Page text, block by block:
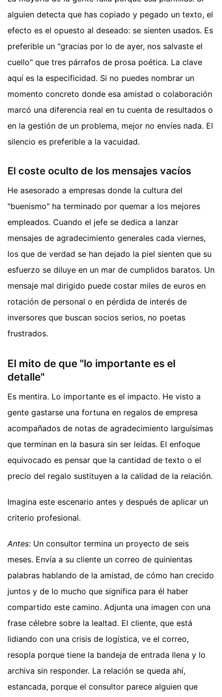
alguien detecta que has copiado y pegado un texto, el
efecto es el opuesto al deseado: se sienten usados. Es
preferible un "gracias por lo de ayer, nos salvaste el
cuello" que tres párrafos de prosa poética. La clave
aquí es la especificidad. Si no puedes nombrar un
momento concreto donde esa amistad o colaboración
marcó una diferencia real en tu cuenta de resultados o
en la gestión de un problema, mejor no envíes nada. El
silencio es preferible a la vacuidad.
El coste oculto de los mensajes vacíos
He asesorado a empresas donde la cultura del
"buenismo" ha terminado por quemar a los mejores
empleados. Cuando el jefe se dedica a lanzar
mensajes de agradecimiento generales cada viernes,
los que de verdad se han dejado la piel sienten que su
esfuerzo se diluye en un mar de cumplidos baratos. Un
mensaje mal dirigido puede costar miles de euros en
rotación de personal o en pérdida de interés de
inversores que buscan socios serios, no poetas
frustrados.
El mito de que "lo importante es el
detalle"
Es mentira. Lo importante es el impacto. He visto a
gente gastarse una fortuna en regalos de empresa
acompañados de notas de agradecimiento larguísimas
que terminan en la basura sin ser leídas. El enfoque
equivocado es pensar que la cantidad de texto o el
precio del regalo sustituyen a la calidad de la relación.
Imagina este escenario antes y después de aplicar un
criterio profesional.
Antes: Un consultor termina un proyecto de seis
meses. Envía a su cliente un correo de quinientas
palabras hablando de la amistad, de cómo han crecido
juntos y de lo mucho que significa para él haber
compartido este camino. Adjunta una imagen con una
frase célebre sobre la lealtad. El cliente, que está
lidiando con una crisis de logística, ve el correo,
resopla porque tiene la bandeja de entrada llena y lo
archiva sin responder. La relación se queda ahí,
estancada, porque el consultor parece alguien que